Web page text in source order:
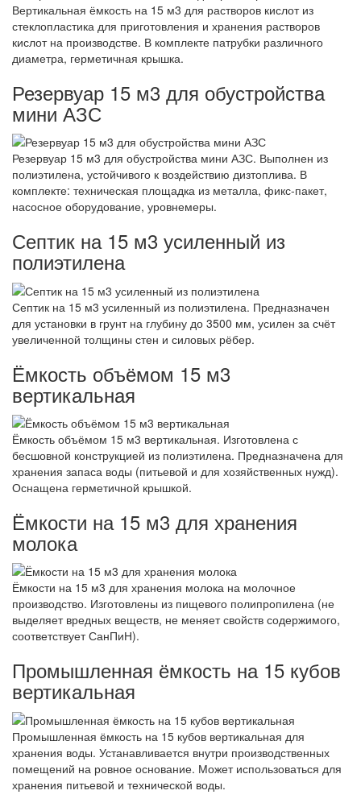
Вертикальная ёмкость на 15 м3 для растворов кислот из
стеклопластика для приготовления и хранения растворов
кислот на производстве. В комплекте патрубки различного
диаметра, герметичная крышка.
Резервуар 15 м3 для обустройства
мини АЗС
Резервуар 15 м3 для обустройства мини АЗС. Выполнен из
полиэтилена, устойчивого к воздействию дизтоплива. В
комплекте: техническая площадка из металла, фикс-пакет,
насосное оборудование, уровнемеры.
Септик на 15 м3 усиленный из
полиэтилена
Септик на 15 м3 усиленный из полиэтилена. Предназначен
для установки в грунт на глубину до 3500 мм, усилен за счёт
увеличенной толщины стен и силовых рёбер.
Ёмкость объёмом 15 м3
вертикальная
Ёмкость объёмом 15 м3 вертикальная. Изготовлена с
бесшовной конструкцией из полиэтилена. Предназначена для
хранения запаса воды (питьевой и для хозяйственных нужд).
Оснащена герметичной крышкой.
Ёмкости на 15 м3 для хранения
молока
Ёмкости на 15 м3 для хранения молока на молочное
производство. Изготовлены из пищевого полипропилена (не
выделяет вредных веществ, не меняет свойств содержимого,
соответствует СанПиН).
Промышленная ёмкость на 15 кубов
вертикальная
Промышленная ёмкость на 15 кубов вертикальная для
хранения воды. Устанавливается внутри производственных
помещений на ровное основание. Может использоваться для
хранения питьевой и технической воды.